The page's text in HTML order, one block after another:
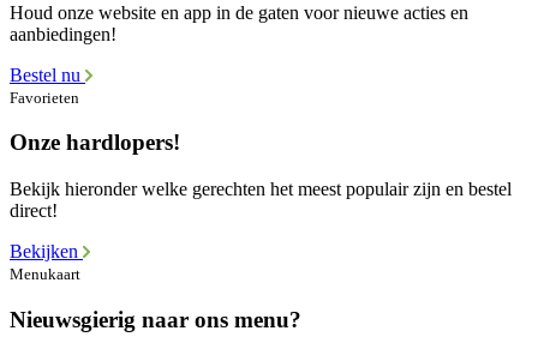
Houd onze website en app in de gaten voor nieuwe acties en
aanbiedingen!
Bestel nu
Favorieten
Onze hardlopers!
Bekijk hieronder welke gerechten het meest populair zijn en bestel
direct!
Bekijken
Menukaart
Nieuwsgierig naar ons menu?